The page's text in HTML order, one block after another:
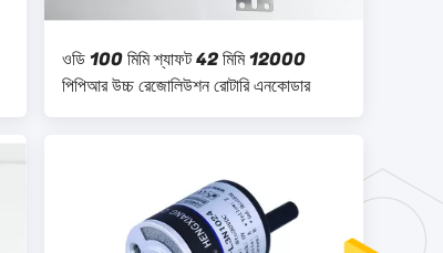
ওডি 100 মিমি শ্যাফট 42 মিমি 12000
পিপিআর উচ্চ রেজোলিউশন রোটারি এনকোডার